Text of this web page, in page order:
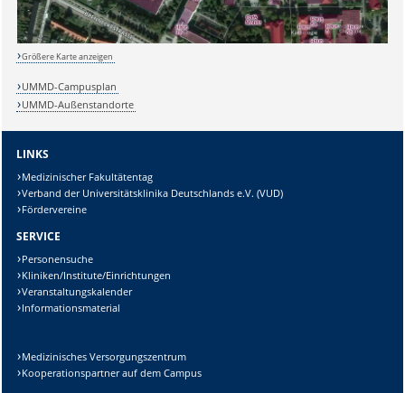
Sicherheitsabfrage:
Lösung:
Größere Karte anzeigen
UMMD-Campusplan
UMMD-Außenstandorte
LINKS
Medizinischer Fakultätentag
Verband der Universitätsklinika Deutschlands e.V. (VUD)
Fördervereine
SERVICE
Personensuche
Kliniken/Institute/Einrichtungen
Veranstaltungskalender
Informationsmaterial
Medizinisches Versorgungszentrum
Kooperationspartner auf dem Campus